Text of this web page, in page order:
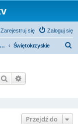
Zaloguj się
Zarejestruj się
Siewców Prawdy Świętokrzyskie
Szukaj
Przejdź do